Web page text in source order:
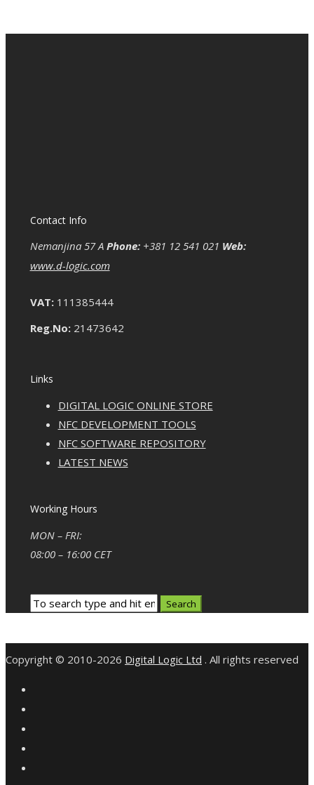
Contact Info
Nemanjina 57 A Phone:+381 12 541 021 Web:
www.d-logic.com
VAT:111385444
Reg.No:21473642
Links
DIGITAL LOGIC ONLINE STORE
NFC DEVELOPMENT TOOLS
NFC SOFTWARE REPOSITORY
LATEST NEWS
Working Hours
MON – FRI:
08:00 – 16:00 CET
Copyright © 2010-2026 Digital Logic Ltd . All rights reserved